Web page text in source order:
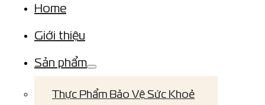
Home
Giới thiệu
Sản phẩm
Thực Phẩm Bảo Vệ Sức Khoẻ